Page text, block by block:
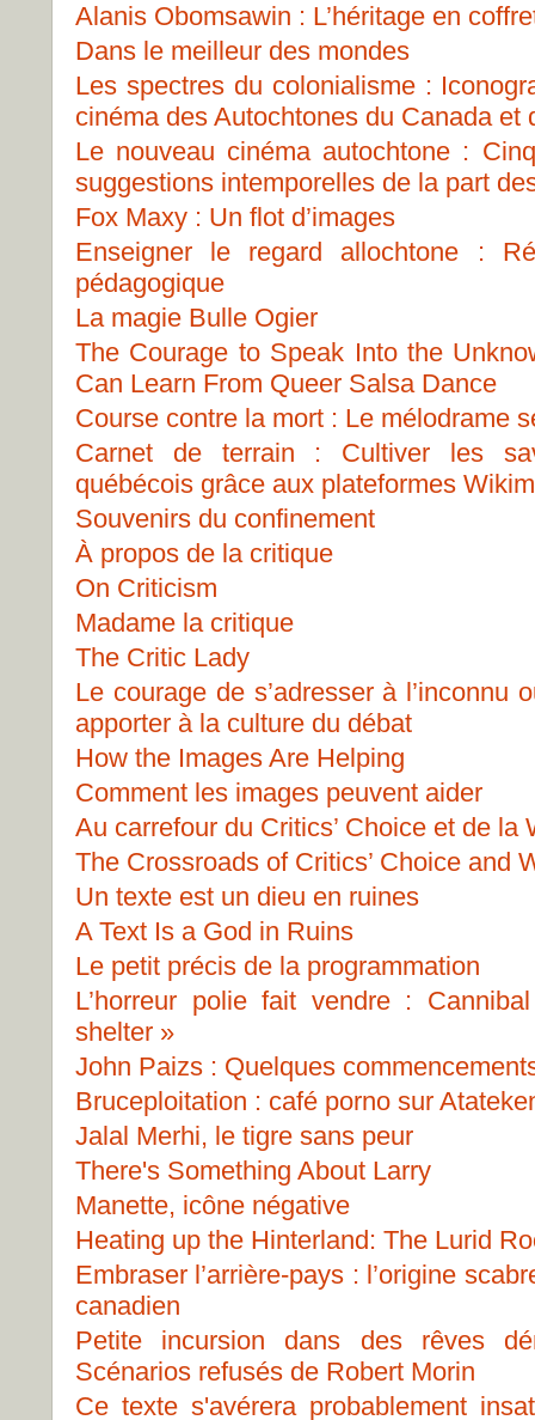
Alanis Obomsawin : L’héritage en
Dans le meilleur des mondes
Les spectres du colonialisme :
cinéma des Autochtones du Canada et
Le nouveau cinéma autochtone :
suggestions intemporelles de la part
Fox Maxy : Un flot d’images
Enseigner le regard allochtone :
pédagogique
La magie Bulle Ogier
The Courage to Speak Into the
Can Learn From Queer Salsa Dance
Course contre la mort : Le mélodrame
Carnet de terrain : Cultiver les
québécois grâce aux plateformes
Souvenirs du confinement
À propos de la critique
On Criticism
Madame la critique
The Critic Lady
Le courage de s’adresser à l’inconnu
apporter à la culture du débat
How the Images Are Helping
Comment les images peuvent aider
Au carrefour du Critics’ Choice et de la
The Crossroads of Critics’ Choice and
Un texte est un dieu en ruines
A Text Is a God in Ruins
Le petit précis de la programmation
L’horreur polie fait vendre :
shelter »
John Paizs : Quelques
Bruceploitation : café porno sur
Jalal Merhi, le tigre sans peur
There's Something About Larry
Manette, icône négative
Heating up the Hinterland: The Lurid
Embraser l’arrière-pays : l’origine
canadien
Petite incursion dans des rêves
Scénarios refusés de Robert Morin
Ce texte s'avérera probablement